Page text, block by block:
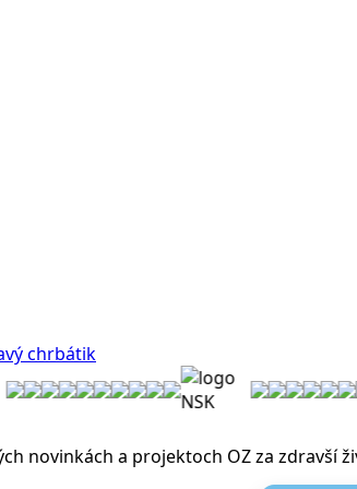
novinkách a projektoch OZ za zdravší